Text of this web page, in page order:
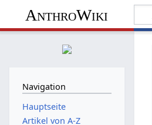
AnthroWiki
Navigation
Hauptseite
Artikel von A-Z